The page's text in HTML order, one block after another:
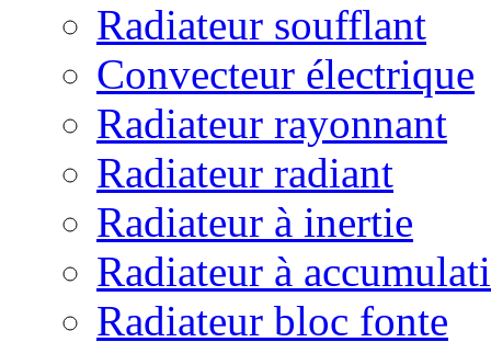
Radiateur soufflant
Convecteur électrique
Radiateur rayonnant
Radiateur radiant
Radiateur à inertie
Radiateur à
Radiateur bloc fonte